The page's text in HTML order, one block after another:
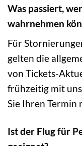
Was passiert,
wahrnehmen
Für
gelten die
von Tickets-
frühzeitig mit
Sie Ihren Termin
Ist der Flug für